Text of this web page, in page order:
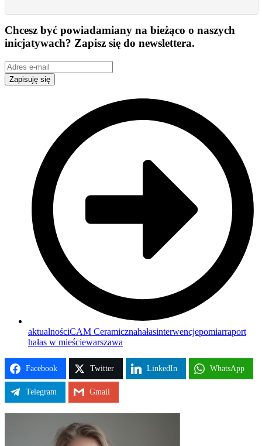
Chcesz być powiadamiany na bieżąco o naszych
inicjatywach? Zapisz się do newslettera.
Zapisuję się
aktualnościCAM Ceramicznahałasinterwencjepomiarraport
hałas w mieściewarszawa
Facebook Twitter LinkedIn WhatsApp
Telegram Gmail